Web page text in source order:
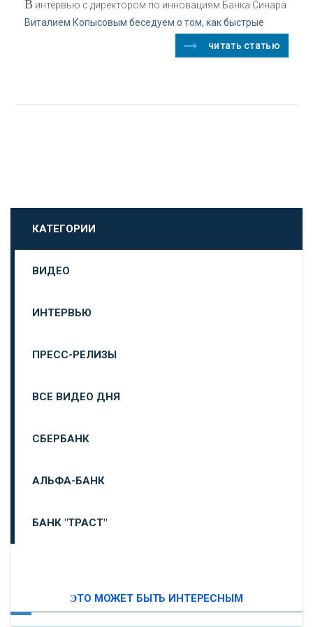
В интервью с директором по инновациям Банка Синара
Виталием Копысовым беседуем о том, как быстрые
читать статью
КАТЕГОРИИ
ВИДЕО
ИНТЕРВЬЮ
ПРЕСС-РЕЛИЗЫ
ВСЕ ВИДЕО ДНЯ
СБЕРБАНК
АЛЬФА-БАНК
БАНК "ТРАСТ"
ЭТО МОЖЕТ БЫТЬ ИНТЕРЕСНЫМ